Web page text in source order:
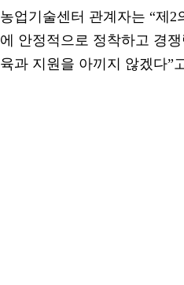
농업기술센터 관계자는 “제
에 안정적으로 정착하고 경
육과 지원을 아끼지 않겠다”